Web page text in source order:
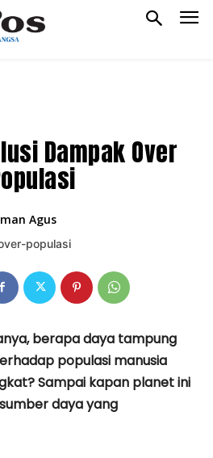
Dampak Over
Agus
populasi
berapa daya tampung
populasi manusia
Sampai kapan planet ini
daya yang